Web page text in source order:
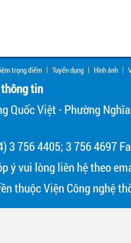
trọng điểm Tuyển dụng Hình ảnh
tin
Quốc Việt - Phường
3 756 4405; 3 756 4697
ý vui lòng liên hệ theo
thuộc Viện Công nghệ